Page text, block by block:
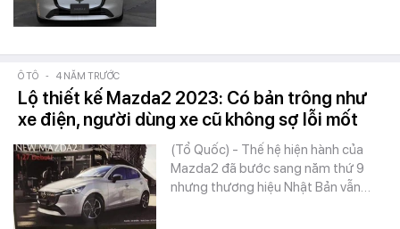
Ô TÔ - 4 NĂM TRƯỚC
Lộ thiết kế Mazda2 2023: Có bản trông như
xe điện, người dùng xe cũ không sợ lỗi mốt
(Tổ Quốc) - Thế hệ hiện hành của
Mazda2 đã bước sang năm thứ 9
nhưng thương hiệu Nhật Bản vẫn…